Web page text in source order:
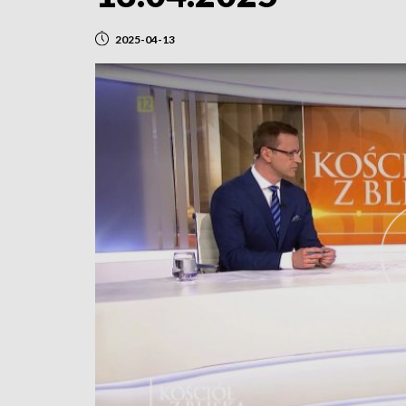
2025-04-13